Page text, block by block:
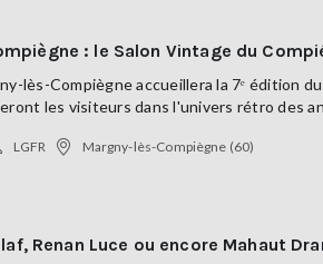
: le Salon Vintage du
lès-Compiègne accueillera la 7ᵉ édition
les visiteurs dans l'univers rétro des
LGFR Margny-lès-Compiègne (60)
Renan Luce ou encore Mahaut